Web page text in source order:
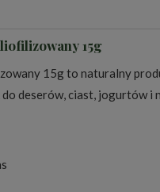
15g
15g to naturalny
deserów, ciast, jogurtów i